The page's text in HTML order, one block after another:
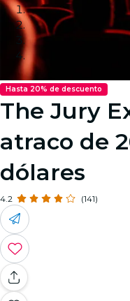
Hasta 20% de descuento
The Jury
atraco de
dólares
4.2 (141)